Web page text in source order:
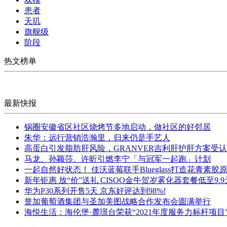
患者
天玑
旗舰级
阶段
热文榜单
最新快报
锅圈安徽省区社区烧烤节多地启动，做社区的好邻居
朱华：远行营销浩瀚里，归来仍是手艺人
高蛋白引发脂肪肝风险，GRANVER吉利肝护肝方案受
马龙、孙颖莎、许昕引燃李宁「与冠军一起跑」计划
一起自然好状态！ 佳沃蓝莓联手Blueglass打造花青素胶
新年钜惠 放“价”送礼 CISOO金牛贺岁雾化器套餐低至9.9
华为P30系列开售5天 京东好评达到98%!
誉加葡萄酒集团与圣加美图战略合作发布会圆满举行
海悦生活：海伦堡·麓璟台荣获“2021年度服务力标杆项目